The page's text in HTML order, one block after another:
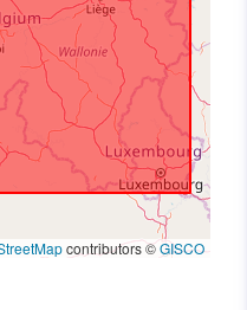
contributors ©GISCO